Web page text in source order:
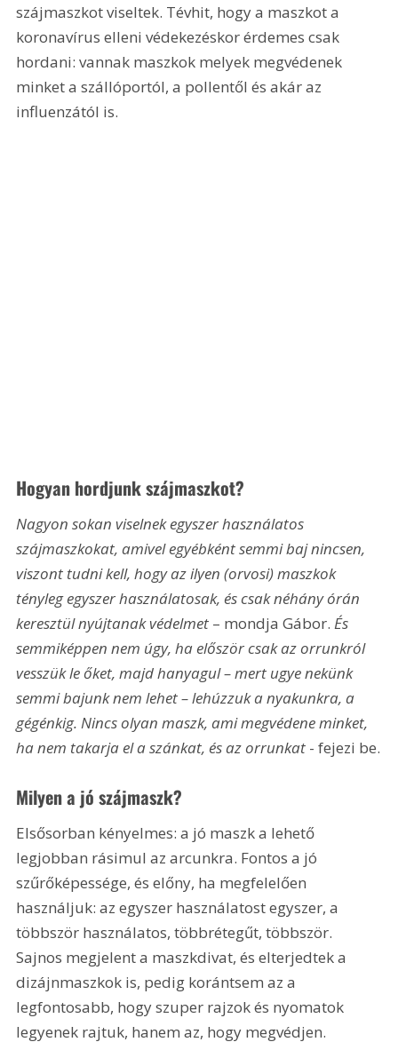
szájmaszkot viseltek. Tévhit, hogy a maszkot a
koronavírus elleni védekezéskor érdemes csak
hordani: vannak maszkok melyek megvédenek
minket a szállóportól, a pollentől és akár az
influenzától is.
Hogyan hordjunk szájmaszkot?
Nagyon sokan viselnek egyszer használatos
szájmaszkokat, amivel egyébként semmi baj nincsen,
viszont tudni kell, hogy az ilyen (orvosi) maszkok
tényleg egyszer használatosak, és csak néhány órán
keresztül nyújtanak védelmet – mondja Gábor. És
semmiképpen nem úgy, ha először csak az orrunkról
vesszük le őket, majd hanyagul – mert ugye nekünk
semmi bajunk nem lehet – lehúzzuk a nyakunkra, a
gégénkig. Nincs olyan maszk, ami megvédene minket,
ha nem takarja el a szánkat, és az orrunkat - fejezi be.
Milyen a jó szájmaszk?
Elsősorban kényelmes: a jó maszk a lehető
legjobban rásimul az arcunkra. Fontos a jó
szűrőképessége, és előny, ha megfelelően
használjuk: az egyszer használatost egyszer, a
többször használatos, többrétegűt, többször.
Sajnos megjelent a maszkdivat, és elterjedtek a
dizájnmaszkok is, pedig korántsem az a
legfontosabb, hogy szuper rajzok és nyomatok
legyenek rajtuk, hanem az, hogy megvédjen.